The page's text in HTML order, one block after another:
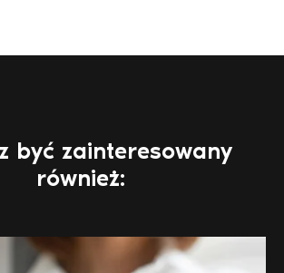
być zainteresowany
również: